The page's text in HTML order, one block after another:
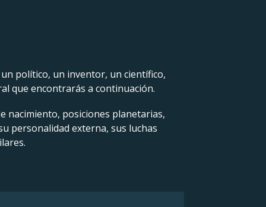
político, un inventor, un científico,
que encontrarás a continuación.
nacimiento, posiciones planetarias,
personalidad externa, sus luchas